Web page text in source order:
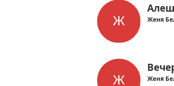
Женя
Женя